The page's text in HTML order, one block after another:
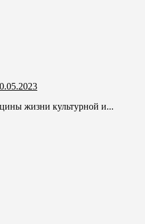
жизни культурной и...